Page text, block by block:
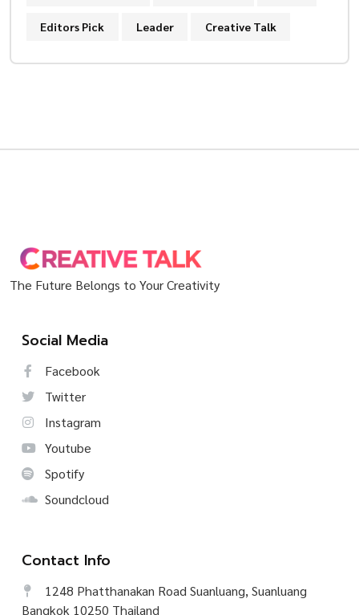
Editors Pick Leader Creative Talk
The Future Belongs to Your Creativity
Social Media
Facebook
Twitter
Instagram
Youtube
Spotify
Soundcloud
Contact Info
1248 Phatthanakan Road Suanluang, Suanluang
Bangkok 10250 Thailand